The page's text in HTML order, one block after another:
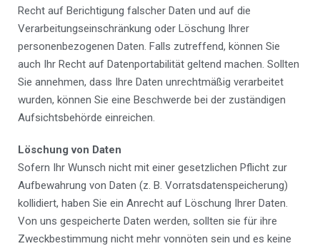
Recht auf Berichtigung falscher Daten und auf die
Verarbeitungseinschränkung oder Löschung Ihrer
personenbezogenen Daten. Falls zutreffend, können Sie
auch Ihr Recht auf Datenportabilität geltend machen. Sollten
Sie annehmen, dass Ihre Daten unrechtmäßig verarbeitet
wurden, können Sie eine Beschwerde bei der zuständigen
Aufsichtsbehörde einreichen.
Löschung von Daten
Sofern Ihr Wunsch nicht mit einer gesetzlichen Pflicht zur
Aufbewahrung von Daten (z. B. Vorratsdatenspeicherung)
kollidiert, haben Sie ein Anrecht auf Löschung Ihrer Daten.
Von uns gespeicherte Daten werden, sollten sie für ihre
Zweckbestimmung nicht mehr vonnöten sein und es keine